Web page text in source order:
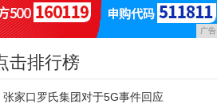
广告
击排行榜
张家口罗氏集团对于5G事件回应